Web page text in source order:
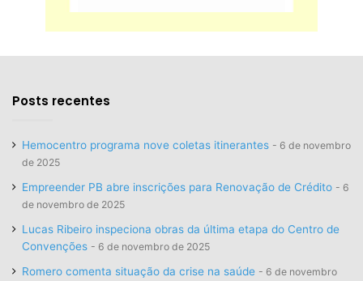
Posts recentes
Hemocentro programa nove coletas itinerantes
6 de novembro
de 2025
Empreender PB abre inscrições para Renovação de Crédito
6
de novembro de 2025
Lucas Ribeiro inspeciona obras da última etapa do Centro de
Convenções
6 de novembro de 2025
Romero comenta situação da crise na saúde
6 de novembro